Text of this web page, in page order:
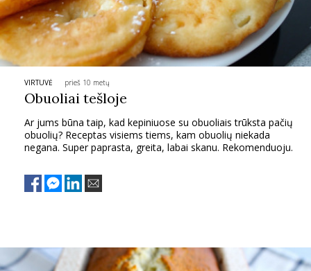
VIRTUVĖ prieš 10 metų
Obuoliai tešloje
Ar jums būna taip, kad kepiniuose su obuoliais trūksta pačių
obuolių? Receptas visiems tiems, kam obuolių niekada
negana. Super paprasta, greita, labai skanu. Rekomenduoju.